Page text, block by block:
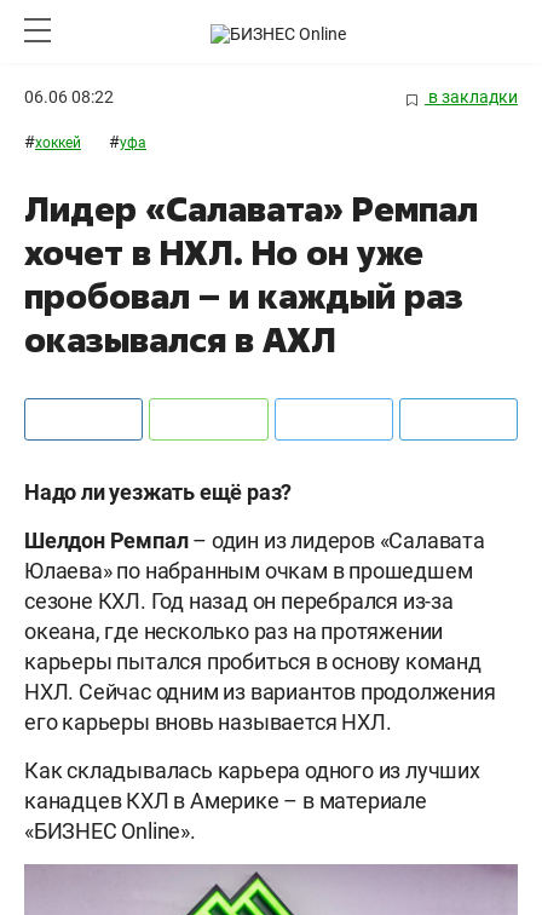
06.06 08:22 в закладки
#хоккей #уфа
Лидер «Салавата» Ремпал
хочет в НХЛ. Но он уже
пробовал – и каждый раз
оказывался в АХЛ
Надо ли уезжать ещё раз?
Шелдон Ремпал– один из лидеров «Салавата
Юлаева» по набранным очкам в прошедшем
сезоне КХЛ. Год назад он перебрался из-за
океана, где несколько раз на протяжении
карьеры пытался пробиться в основу команд
НХЛ. Сейчас одним из вариантов продолжения
его карьеры вновь называется НХЛ.
Как складывалась карьера одного из лучших
канадцев КХЛ в Америке – в материале
«БИЗНЕС Online».